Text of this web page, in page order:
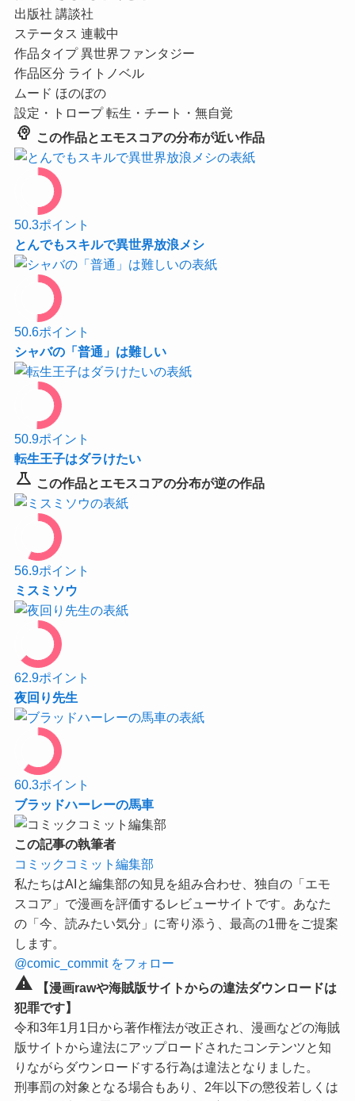
出版社 講談社
ステータス 連載中
作品タイプ 異世界ファンタジー
作品区分 ライトノベル
ムード ほのぼの
設定・トロープ 転生・チート・無自覚
psychology この作品とエモスコアの分布が近い作品
50.3ポイント
とんでもスキルで異世界放浪メシ
50.6ポイント
シャバの「普通」は難しい
50.9ポイント
転生王子はダラけたい
science この作品とエモスコアの分布が逆の作品
56.9ポイント
ミスミソウ
62.9ポイント
夜回り先生
60.3ポイント
ブラッドハーレーの馬車
この記事の執筆者
コミックコミット編集部
私たちはAIと編集部の知見を組み合わせ、独自の「エモ
スコア」で漫画を評価するレビューサイトです。あなた
の「今、読みたい気分」に寄り添う、最高の1冊をご提案
します。
@comic_commit をフォロー
warning
【漫画rawや海賊版サイトからの違法ダウンロードは
犯罪です】
令和3年1月1日から著作権法が改正され、漫画などの海賊
版サイトから違法にアップロードされたコンテンツと知
りながらダウンロードする行為は違法となりました。
刑事罰の対象となる場合もあり、2年以下の懲役若しくは